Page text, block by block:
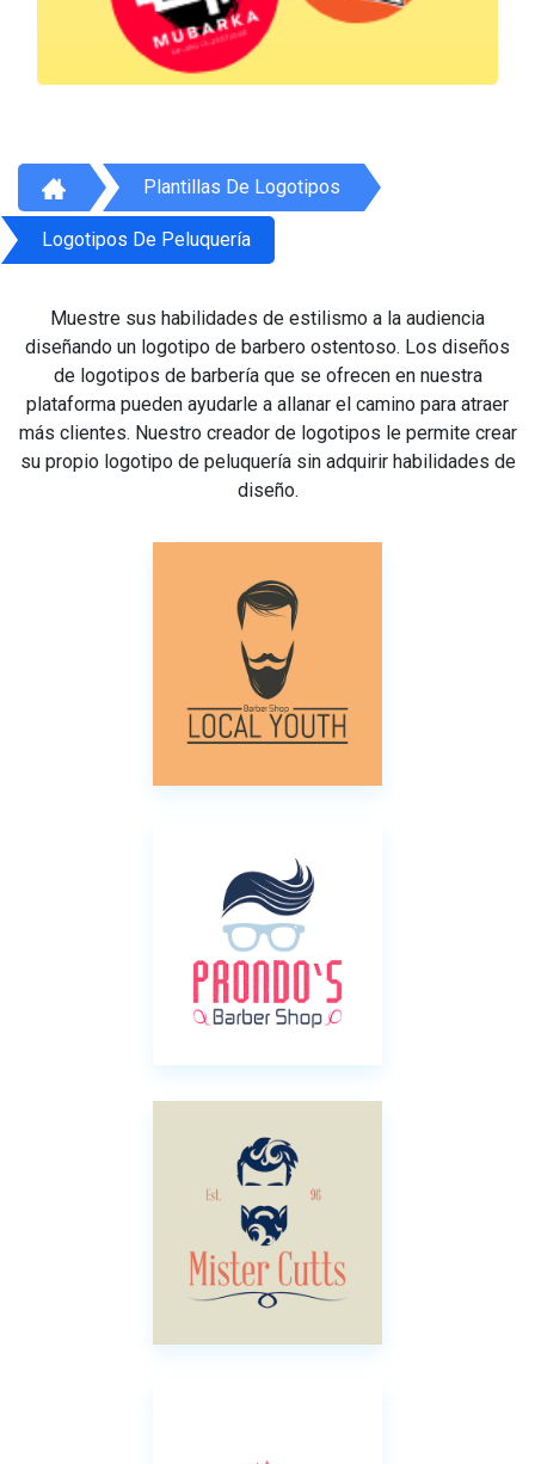
Plantillas De Logotipos
Logotipos De Peluquería
Muestre sus habilidades de estilismo a la audiencia
diseñando un logotipo de barbero ostentoso. Los diseños
de logotipos de barbería que se ofrecen en nuestra
plataforma pueden ayudarle a allanar el camino para atraer
más clientes. Nuestro creador de logotipos le permite crear
su propio logotipo de peluquería sin adquirir habilidades de
diseño.